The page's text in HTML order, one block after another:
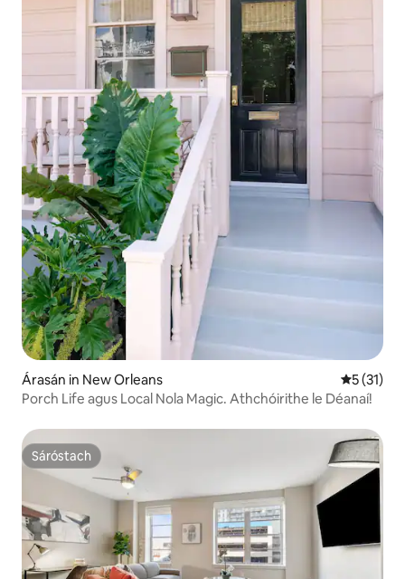
Árasán in New Orleans
5 (31)
Porch Life agus Local Nola Magic. Athchóirithe le Déanaí!
Sáróstach
Sáróstach